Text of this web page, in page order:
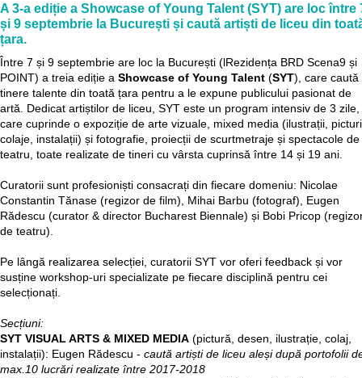
A 3-a ediție a Showcase of Young Talent (SYT) are loc între
și 9 septembrie la București și caută artiști de liceu din
țara.
Între 7 și 9 septembrie are loc la București (lRezidența BRD Scena9 și
POINT) a treia ediție a Showcase of Young Talent (SYT), care caută
tinere talente din toată țara pentru a le expune publicului pasionat de
artă. Dedicat artiștilor de liceu, SYT este un program intensiv de 3 zile,
care cuprinde o expoziție de arte vizuale, mixed media (ilustrații,
colaje, instalații) și fotografie, proiecții de scurtmetraje și spectacole de
teatru, toate realizate de tineri cu vârsta cuprinsă între 14 și 19 ani.
Curatorii sunt profesioniști consacrați din fiecare domeniu: Nicolae
Constantin Tănase (regizor de film), Mihai Barbu (fotograf), Eugen
Rădescu (curator & director Bucharest Biennale) și Bobi Pricop
de teatru).
Pe lângă realizarea selecției, curatorii SYT vor oferi feedback și vor
susține workshop-uri specializate pe fiecare disciplină pentru cei
selecționați.
Secțiuni:
SYT VISUAL ARTS & MIXED MEDIA (pictură, desen, ilustrație, colaj,
instalații): Eugen Rădescu - caută artiști de liceu aleși după portofolii
max.10 lucrări realizate între 2017-2018